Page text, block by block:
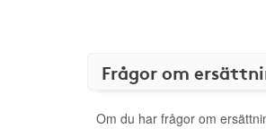
Frågor om
Om du har frågor om